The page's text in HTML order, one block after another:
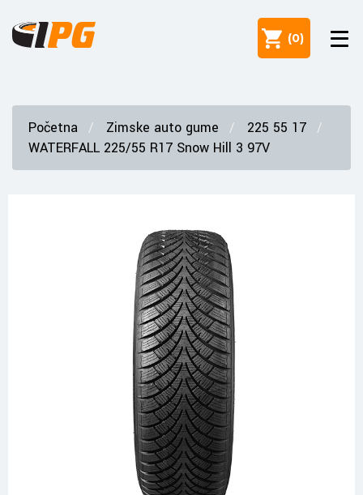
(0)
Početna Zimske auto gume
225 55 17
WATERFALL 225/55 R17 Snow Hill 3 97V